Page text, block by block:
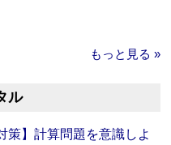
もっと見る »
ル
策】計算問題を意識しよ